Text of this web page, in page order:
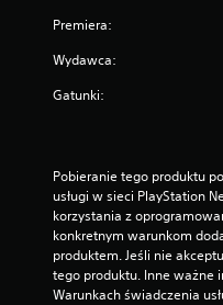
Premiera:
Wydawca:
Gatunki:
Pobieranie tego produktu
usługi w sieci PlayStation
korzystania z
konkretnym warunkom
produktem. Jeśli nie
tego produktu. Inne ważne
Warunkach świadczenia